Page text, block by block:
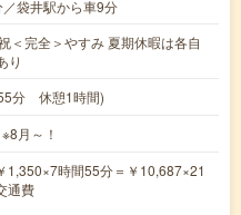
袋井駅から車9分
完全＞やすみ 夏期休暇は各自
り
分 休憩1時間)
月～！
時間55分＝￥10,687×21
通費